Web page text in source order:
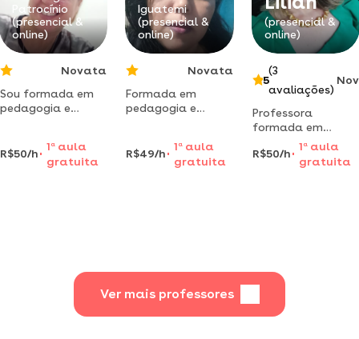
cursando a pós-
graduação de
educação
especial.
Patrocínio
(presencial &
online)
Novata
Sou formada em
pedagogia e
professora de
educação infantil,
R$50/h
1 aaula
gratuita
Iguatemi
(presencial &
online)
Novata
Formada em
pedagogia e
educação especia.
atuei como
R$49/h
1 a aula
gratuita
(presencial &
online)
5
(3
avaliações)
Professora
formada em
química e física,
super preparada, e
pronto a atende-
R$50/h
1 aaula
gratuita
Ver mais professores